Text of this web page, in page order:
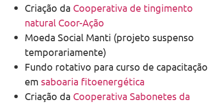
Criação da Cooperativa de tingimento
natural Coor-Ação
Moeda Social Manti (projeto suspenso
temporariamente)
Fundo rotativo para curso de capacitação
em saboaria fitoenergética
Criação da Cooperativa Sabonetes da